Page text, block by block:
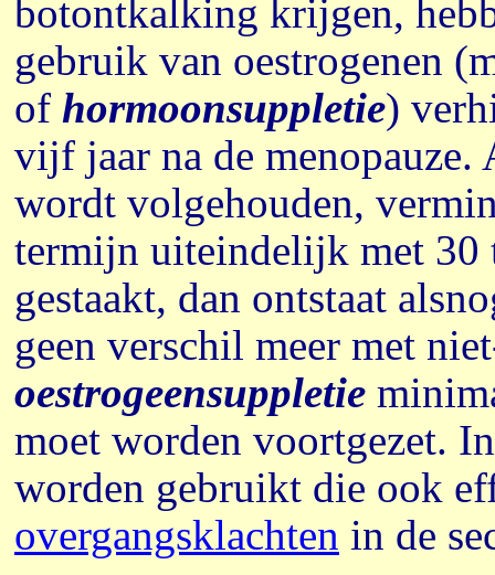
botontkalking krijgen,
gebruik van oestrogenen
of hormoonsuppletie)
vijf jaar na de
wordt volgehouden,
termijn uiteindelijk met 30
gestaakt, dan ontstaat
geen verschil meer met
oestrogeensuppletie
moet worden voortgezet.
worden gebruikt die ook
overgangsklachten in de